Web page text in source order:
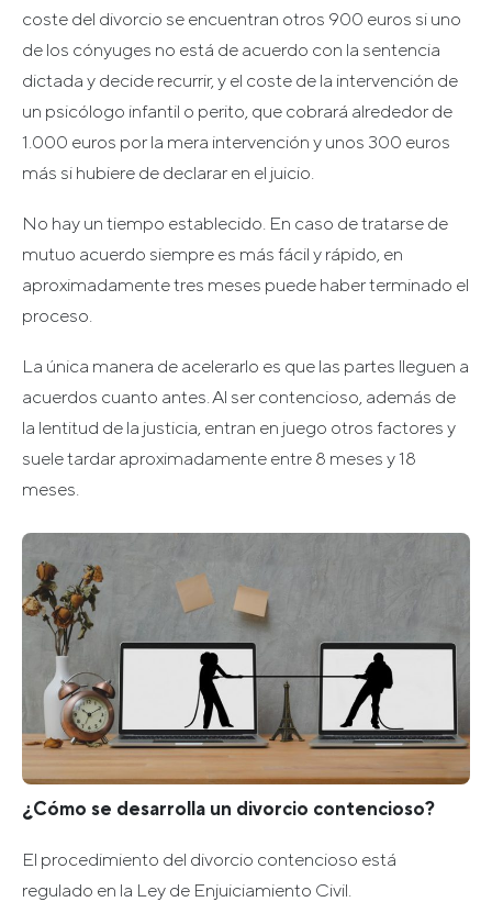
coste del divorcio se encuentran otros 900 euros si uno
de los cónyuges no está de acuerdo con la sentencia
dictada y decide recurrir, y el coste de la intervención de
un psicólogo infantil o perito, que cobrará alrededor de
1.000 euros por la mera intervención y unos 300 euros
más si hubiere de declarar en el juicio.
No hay un tiempo establecido. En caso de tratarse de
mutuo acuerdo siempre es más fácil y rápido, en
aproximadamente tres meses puede haber terminado el
proceso.
La única manera de acelerarlo es que las partes lleguen a
acuerdos cuanto antes. Al ser contencioso, además de
la lentitud de la justicia, entran en juego otros factores y
suele tardar aproximadamente entre 8 meses y 18
meses.
¿Cómo se desarrolla un divorcio contencioso?
El procedimiento del divorcio contencioso está
regulado en la Ley de Enjuiciamiento Civil.